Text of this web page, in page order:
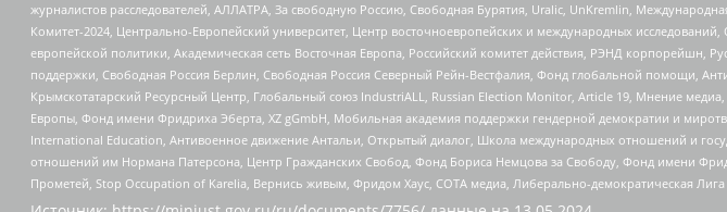
журналистов расследователей, АЛЛАТРА, За свободную Россию, Свободная Бурятия, Uralic, UnKremlin,
Комитет-2024, Центрально-Европейский университет, Центр восточноевропейских и международных
европейской политики, Академическая сеть Восточная Европа, Российский комитет действия, РЭНД корпорейшн,
поддержки, Свободная Россия Берлин, Свободная Россия Северный Рейн-Вестфалия, Фонд глобальной помощи,
Крымскотатарский Ресурсный Центр, Глобальный союз IndustriALL, Russian Election Monitor, Article 19, Мнение
Европы, Фонд имени Фридриха Эберта, XZ gGmbH, Мобильная академия поддержки гендерной демократии и
International Education, Антивоенное движение Антальи, Открытый диалог, Школа международных отношений и
отношений им Нормана Патерсона, Центр Гражданских Свобод, Фонд Бориса Немцова за Свободу, Фонд имени
Прометей, Stop Occupation of Karelia, Вернись живым, Фридом Хаус, СОТА медиа, Либерально-демократическая